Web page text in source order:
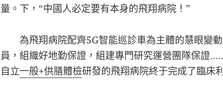
量。下，“中國人必定要有本身的飛翔病院！”
為飛翔病院配齊5G智能巡診車為主體的慧眼變
員，組織好地勤保證，組建專門研究運營團隊保證
自立一般+供膳體檢研發的飛翔病院終于完成了臨床